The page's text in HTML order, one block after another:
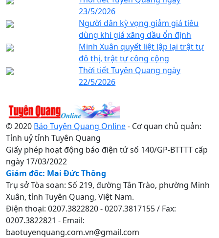
23/5/2026
Người dân kỳ vọng giảm giá tiêu
dùng khi giá xăng dầu ổn định
Minh Xuân quyết liệt lập lại trật tự
đô thị, trật tự công cộng
Thời tiết Tuyên Quang ngày
22/5/2026
© 2020 Báo Tuyên Quang Online- Cơ quan chủ quản:
Tỉnh uỷ tỉnh Tuyên Quang
Giấy phép hoạt động báo điện tử số 140/GP-BTTTT cấp
ngày 17/03/2022
Giám đốc: Mai Đức Thông
Trụ sở Tòa soạn: Số 219, đường Tân Trào, phường Minh
Xuân, tỉnh Tuyên Quang, Việt Nam.
Điện thoại: 0207.3822820 - 0207.3817155 / Fax:
0207.3822821 - Email:
baotuyenquang.com.vn@gmail.com